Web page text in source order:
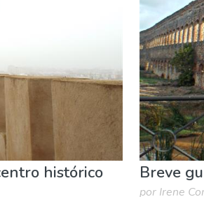
histórico Breve
por Irene